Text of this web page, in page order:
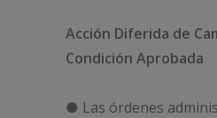
Acción Diferida de
Condición Aprobada
● Las órdenes